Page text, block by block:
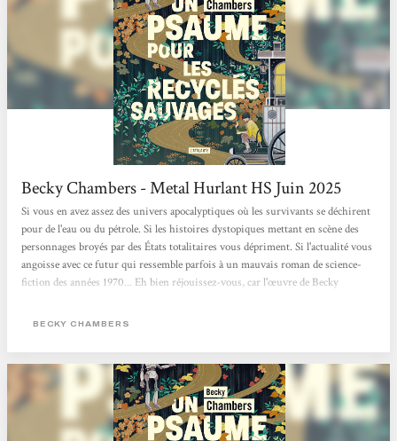
Becky Chambers - Metal Hurlant HS Juin 2025
Si vous en avez assez des univers apocalyptiques où les survivants se déchirent
pour de l'eau ou du pétrole. Si les histoires dystopiques mettant en scène des
personnages broyés par des États totalitaires vous dépriment. Si l'actualité vous
angoisse avec ce futur qui ressemble parfois à un mauvais roman de science-
fiction des années 1970... Eh bien réjouissez-vous, car l'œuvre de Becky
engouement. Chez elle, pas de zombies comme dans The Walking Dead, ni
BECKY CHAMBERS